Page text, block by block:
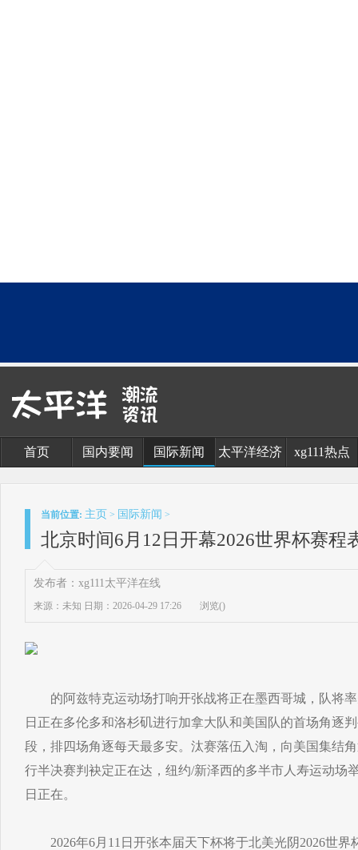
首页 国内要闻 国际新闻 太平洋经济 xg111热点
当前位置: 主页 > 国际新闻 >
北京时间6月12日开幕2026世界杯赛程
发布者：xg111太平洋在线
来源：未知 日期：2026-04-29 17:26 浏览()
的阿兹特克运动场打响开张战将正在墨西哥城，队将率
日正在多伦多和洛杉矶进行加拿大队和美国队的首场角逐
段，排四场角逐每天最多安。汰赛落伍入淘，向美国集结
行半决赛判袂定正在达，纽约/新泽西的多半市人寿运动场
日正在。
2026年6月11日开张本届天下杯将于北美光阴2026世界